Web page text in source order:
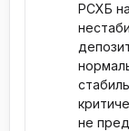
РСХБ
не